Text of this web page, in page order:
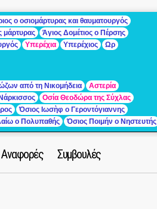
ο οσιομάρτυρας και θαυματουργός
μάρτυρας
Άγιος Δομέτιος ο Πέρσης
Υπερέχια Υπερέχιος Ωρ
από τη Νικομήδεια
Αστερία
Νάρκισσος
Οσία Θεοδώρα της Σύχλας
Όσιος Ιωσὴφ ο Γεροντόγιαννης
ο Πολυπαθής
Όσιος Ποιμήν ο Νηστευτής
Αναφορές Συμβουλές